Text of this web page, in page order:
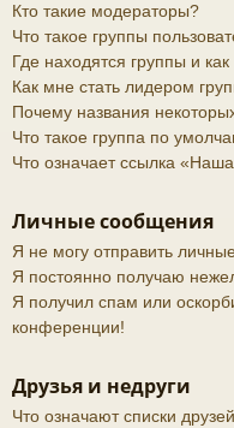
Кто такие модераторы?
Что такое группы
Где находятся группы и
Как мне стать лидером
Почему названия
Что такое группа по
Что означает ссылка
Личные сообщения
Я не могу отправить
Я постоянно получаю
Я получил спам или
конференции!
Друзья и недруги
Что означают списки